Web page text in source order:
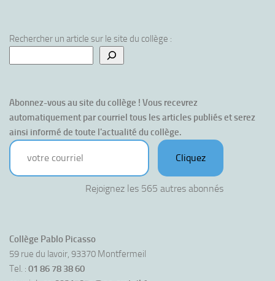
Rechercher un article sur le site du collège :
Abonnez-vous au site du collège ! Vous recevrez
automatiquement par courriel tous les articles publiés et serez
ainsi informé de toute l'actualité du collège.
votre courriel
Cliquez
Rejoignez les 565 autres abonnés
Collège Pablo Picasso
59 rue du lavoir, 93370 Montfermeil
Tel. : 01 86 78 38 60